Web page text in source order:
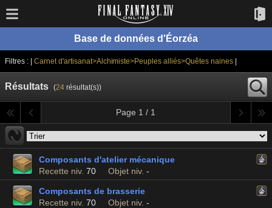
Base de données d'Éorzéa
Filtres : | Carnet d'artisanat>Alchimiste>Peuples alliés>Quêtes naines
Résultats (24résultat(s))
Page 1 / 1
Composants d'atelier mécanique
Recette niv. 70 Objet niv. -
Composants de brasserie
Recette niv. 70 Objet niv. -